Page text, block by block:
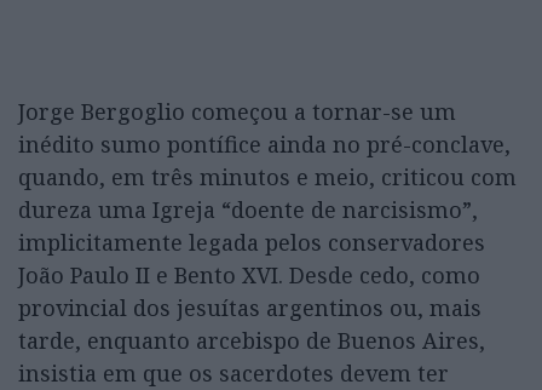
Jorge Bergoglio começou a tornar-se um
inédito sumo pontífice ainda no pré-conclave,
quando, em três minutos e meio, criticou com
dureza uma Igreja “doente de narcisismo”,
implicitamente legada pelos conservadores
João Paulo II e Bento XVI. Desde cedo, como
provincial dos jesuítas argentinos ou, mais
tarde, enquanto arcebispo de Buenos Aires,
insistia em que os sacerdotes devem ter